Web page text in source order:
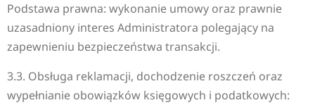
Podstawa prawna: wykonanie umowy oraz prawnie
uzasadniony interes Administratora polegający na
zapewnieniu bezpieczeństwa transakcji.
3.3. Obsługa reklamacji, dochodzenie roszczeń oraz
wypełnianie obowiązków księgowych i podatkowych: